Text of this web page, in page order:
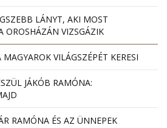
LÁNYT, AKI MOST
OROSHÁZÁN VIZSGÁZIK
VILÁGSZÉPÉT KERESI
JÁKÓB RAMÓNA:
RAMÓNA ÉS AZ ÜNNEPEK